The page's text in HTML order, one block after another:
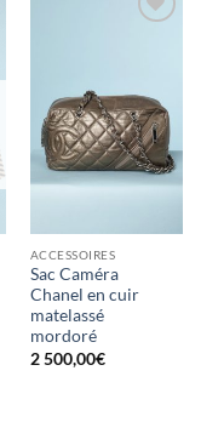
ACCESSOIRES
Sac Caméra
Chanel en cuir
matelassé
mordoré
2 500,00€